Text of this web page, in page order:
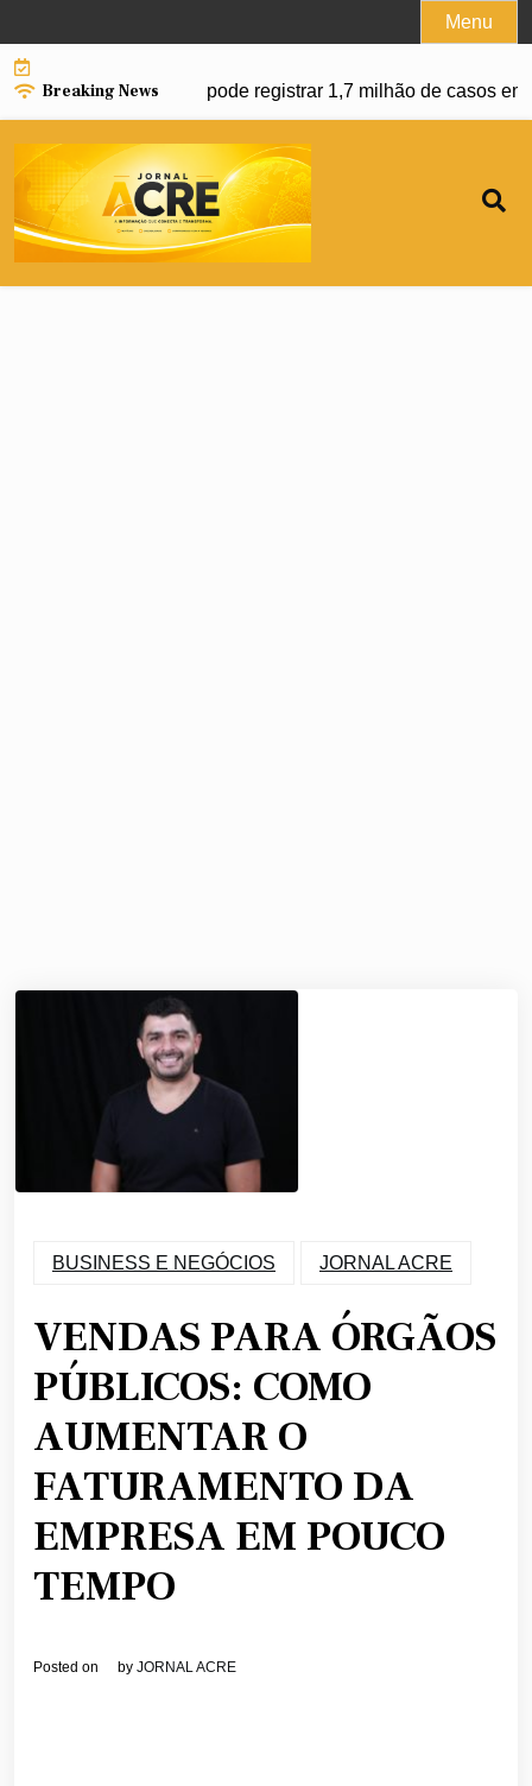
to
content
Menu
Breaking News
da dengue e Brasil pode registrar 1,7 milhão de casos em
BUSINESS E NEGÓCIOS JORNAL ACRE
VENDAS PARA ÓRGÃOS
PÚBLICOS: COMO
AUMENTAR O
FATURAMENTO DA
EMPRESA EM POUCO
TEMPO
Posted on by JORNAL ACRE